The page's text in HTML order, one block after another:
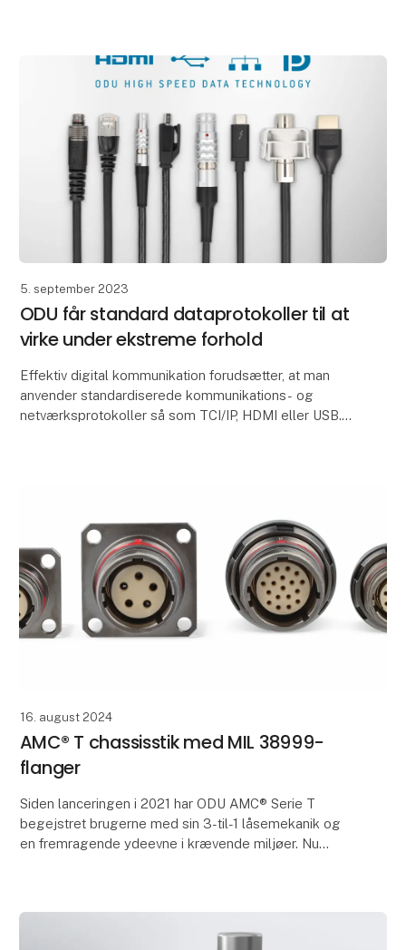
5. september 2023
ODU får standard dataprotokoller til at
virke under ekstreme forhold
Effektiv digital kommunikation forudsætter, at man
anvender standardiserede kommunikations- og
netværksprotokoller så som TCI/IP, HDMI eller USB. I
16. august 2024
AMC® T chassisstik med MIL 38999-
flanger
Siden lanceringen i 2021 har ODU AMC® Serie T
begejstret brugerne med sin 3-til-1 låsemekanik og
en fremragende ydeevne i krævende miljøer. Nu